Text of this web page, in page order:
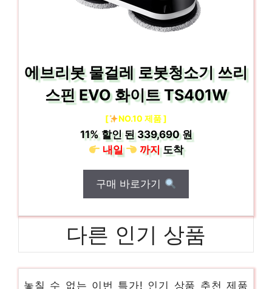
에브리봇 물걸레 로봇청소기 쓰리
스핀 EVO 화이트 TS401W
[ NO.10 제품 ]
11%할인 된339,690 원
내일
까지도착
구매 바로가기
다른 인기 상품
홈플래닛 초음파 가습기 4L, H1001D11